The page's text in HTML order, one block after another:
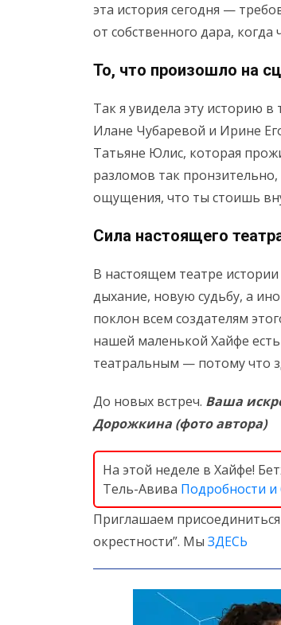
эта история сегодня —
от собственного дара,
То, что произошло на
Так я увидела эту историю
Илане Чубаревой и Ирине
Татьяне Юлис, которая
разломов так
ощущения, что ты стоишь
Сила настоящего
В настоящем театре
дыхание, новую судьбу, а
поклон всем создателям
нашей маленькой Хайфе
театральным — потому что
До новых встреч. Ваша
Дорожкина (фото автора)
На этой неделе в Хайфе!
Тель-Авива Подробности и
Приглашаем
окрестности”. Мы ЗДЕСЬ